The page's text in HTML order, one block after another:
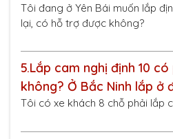
Tôi đang ở Yên Bái muốn lắp
lại, có hỗ trợ được không?
5.Lắp cam nghị định 10
không? Ở Bắc Ninh lắp ở
Tôi có xe khách 8 chỗ phải lắp